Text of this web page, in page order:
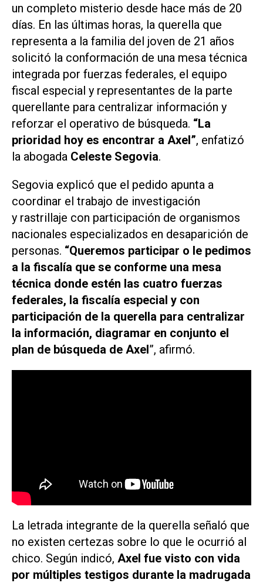
un completo misterio desde hace más de 20
días. En las últimas horas, la querella que
representa a la familia del joven de 21 años
solicitó la conformación de una mesa técnica
integrada por fuerzas federales, el equipo
fiscal especial y representantes de la parte
querellante para centralizar información y
reforzar el operativo de búsqueda. “La
prioridad hoy es encontrar a Axel”, enfatizó
la abogada Celeste Segovia.
Segovia explicó que el pedido apunta a
coordinar el trabajo de investigación
y rastrillaje con participación de organismos
nacionales especializados en desaparición de
personas. “Queremos participar o le pedimos
a la fiscalía que se conforme una mesa
técnica donde estén las cuatro fuerzas
federales, la fiscalía especial y con
participación de la querella para centralizar
la información, diagramar en conjunto el
plan de búsqueda de Axel”, afirmó.
La letrada integrante de la querella señaló que
no existen certezas sobre lo que le ocurrió al
chico. Según indicó, Axel fue visto con vida
por múltiples testigos durante la madrugada